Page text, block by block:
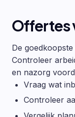
Offertes
De
Controleer
en nazorg
Vraag wat
Controleer